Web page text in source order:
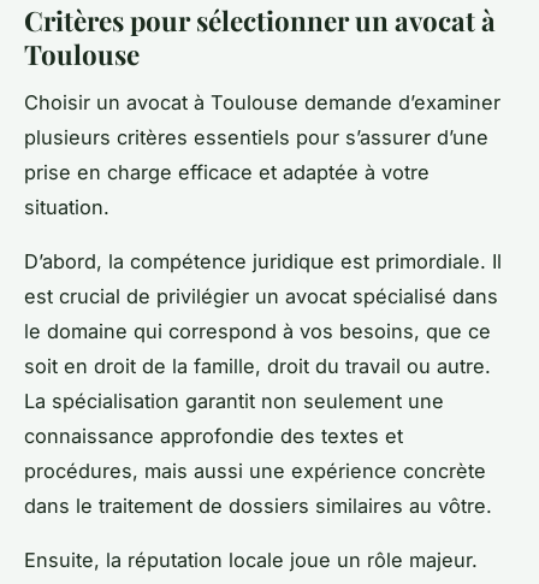
Critères pour sélectionner un avocat à
Toulouse
Choisir un avocat à Toulouse demande d’examiner
plusieurs critères essentiels pour s’assurer d’une
prise en charge efficace et adaptée à votre
situation.
D’abord, la compétence juridique est primordiale. Il
est crucial de privilégier un avocat spécialisé dans
le domaine qui correspond à vos besoins, que ce
soit en droit de la famille, droit du travail ou autre.
La spécialisation garantit non seulement une
connaissance approfondie des textes et
procédures, mais aussi une expérience concrète
dans le traitement de dossiers similaires au vôtre.
Ensuite, la réputation locale joue un rôle majeur.